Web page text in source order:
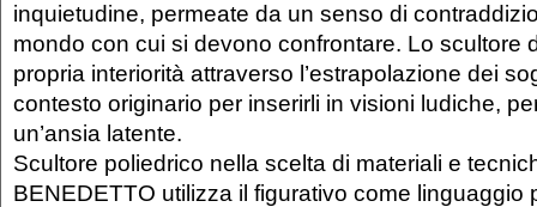
inquietudine, permeate da un senso di
mondo con cui si devono confrontare. Lo scultore
propria interiorità attraverso l’estrapolazione dei
contesto originario per inserirli in visioni ludiche,
un’ansia latente.
Scultore poliedrico nella scelta di materiali e
BENEDETTO utilizza il figurativo come linguaggio